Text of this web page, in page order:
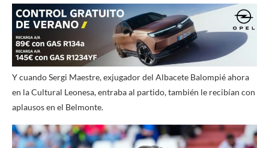
Y cuando Sergi Maestre, exjugador del Albacete Balompié ahora
en la Cultural Leonesa, entraba al partido, también le recibían con
aplausos en el Belmonte.